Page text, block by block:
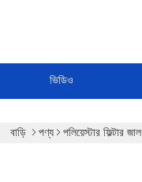
ভিডিও
বাড়ি পণ্য পলিয়েস্টার ফিল্টার জাল